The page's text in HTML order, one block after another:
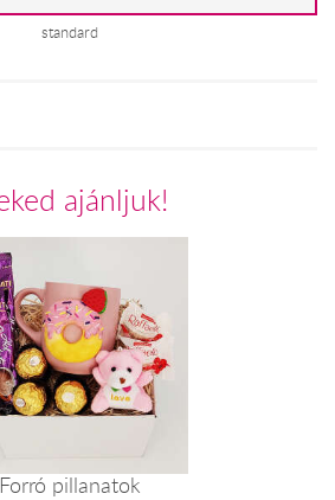
standard
ajánljuk!
Forró pillanatok